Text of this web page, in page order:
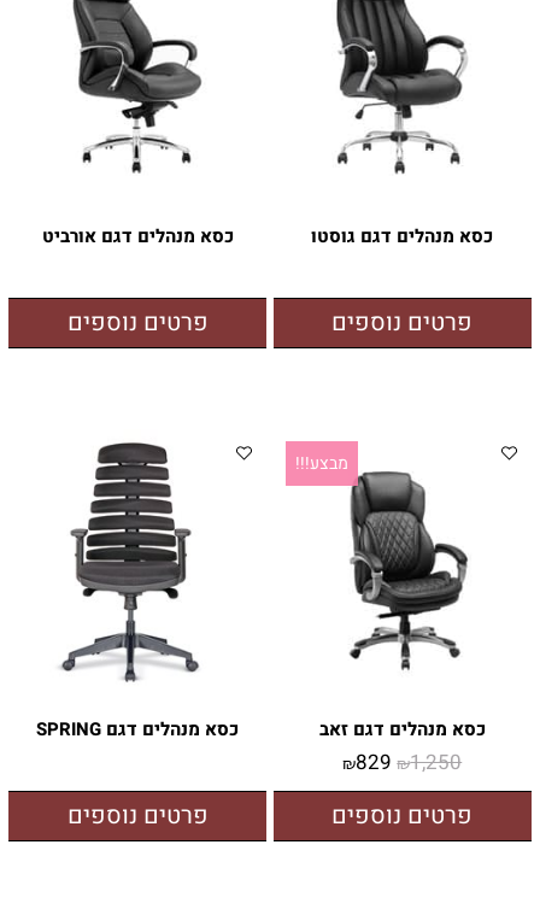
כסא מנהלים דגם גוסטו
פרטים נוספים
כסא מנהלים דגם אורביט
פרטים נוספים
מבצע!!!
כסא מנהלים דגם זאב
₪1,250
₪829
פרטים נוספים
כסא מנהלים דגם SPRING
פרטים נוספים